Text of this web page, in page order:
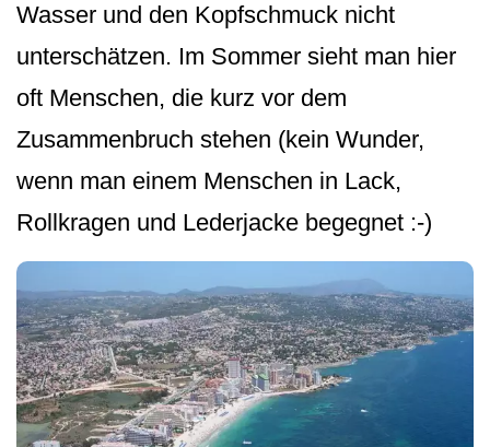
Wasser und den Kopfschmuck nicht
unterschätzen. Im Sommer sieht man hier
oft Menschen, die kurz vor dem
Zusammenbruch stehen (kein Wunder,
wenn man einem Menschen in Lack,
Rollkragen und Lederjacke begegnet :-)